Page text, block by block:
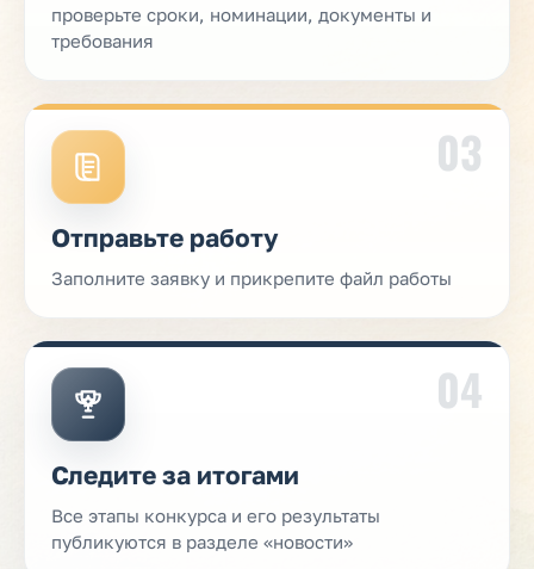
проверьте сроки, номинации, документы и
требования
03
Отправьте работу
Заполните заявку и прикрепите файл работы
04
Следите за итогами
Все этапы конкурса и его результаты
публикуются в разделе «новости»